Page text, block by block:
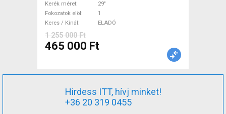
teleszkópos nem használt
ELADÓ
Kerék méret
29"
Fokozatok elöl
1
Keres / Kínál
ELADÓ
1 255 000 Ft
465 000 Ft
Hirdess ITT, hívj minket!
+36 20 319 0455